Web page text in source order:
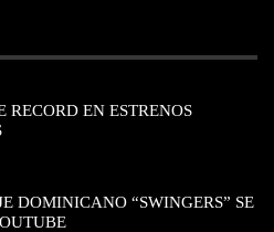
RECORD EN ESTRENOS
DOMINICANO “SWINGERS” SE